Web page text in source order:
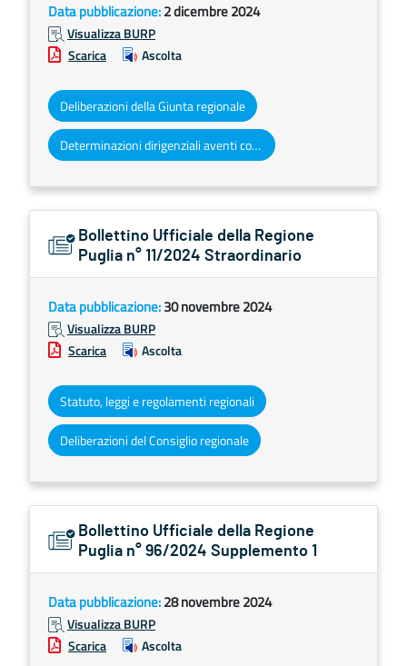
Data pubblicazione:2 dicembre 2024
Visualizza BURP
Scarica
Ascolta
Deliberazioni della Giunta regionale
Determinazioni dirigenziali aventi contenuto di interesse generale
Bollettino Ufficiale della Regione
Puglia n° 11/2024 Straordinario
Data pubblicazione:30 novembre 2024
Visualizza BURP
Scarica
Ascolta
Statuto, leggi e regolamenti regionali
Deliberazioni del Consiglio regionale
Bollettino Ufficiale della Regione
Puglia n° 96/2024 Supplemento 1
Data pubblicazione:28 novembre 2024
Visualizza BURP
Scarica
Ascolta